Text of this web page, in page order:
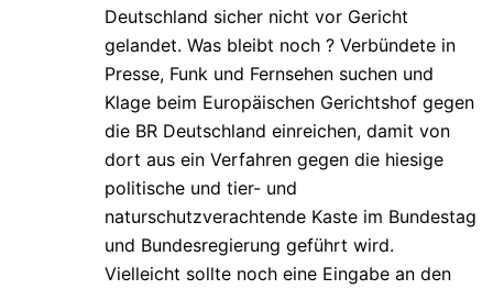
Deutschland sicher nicht vor Gericht
gelandet. Was bleibt noch ? Verbündete in
Presse, Funk und Fernsehen suchen und
Klage beim Europäischen Gerichtshof gegen
die BR Deutschland einreichen, damit von
dort aus ein Verfahren gegen die hiesige
politische und tier- und
naturschutzverachtende Kaste im Bundestag
und Bundesregierung geführt wird.
Vielleicht sollte noch eine Eingabe an den